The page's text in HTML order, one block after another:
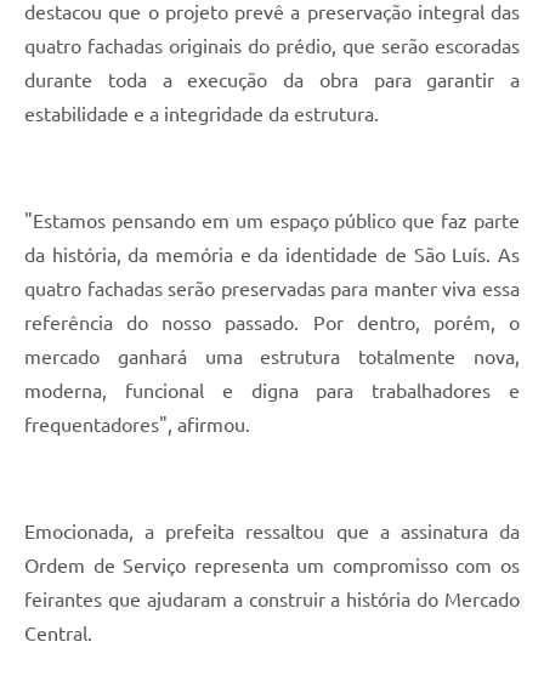
destacou que o projeto prevê a preservação integral das
quatro fachadas originais do prédio, que serão escoradas
durante toda a execução da obra para garantir a
estabilidade e a integridade da estrutura.
"Estamos pensando em um espaço público que faz parte
da história, da memória e da identidade de São Luís. As
quatro fachadas serão preservadas para manter viva essa
referência do nosso passado. Por dentro, porém, o
mercado ganhará uma estrutura totalmente nova,
moderna, funcional e digna para trabalhadores e
frequentadores", afirmou.
Emocionada, a prefeita ressaltou que a assinatura da
Ordem de Serviço representa um compromisso com os
feirantes que ajudaram a construir a história do Mercado
Central.